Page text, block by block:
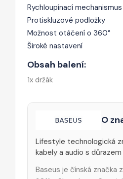
Rychloupínací mechanismus
Protiskluzové podložky
Možnost otáčení o 360°
Široké nastavení
Obsah balení:
1x držák
O
Lifestyle technologická
kabely a audio s důrazem
Baseus je čínská značka